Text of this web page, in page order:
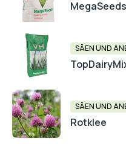
SÄEN UND
SÄEN UND
Rotklee